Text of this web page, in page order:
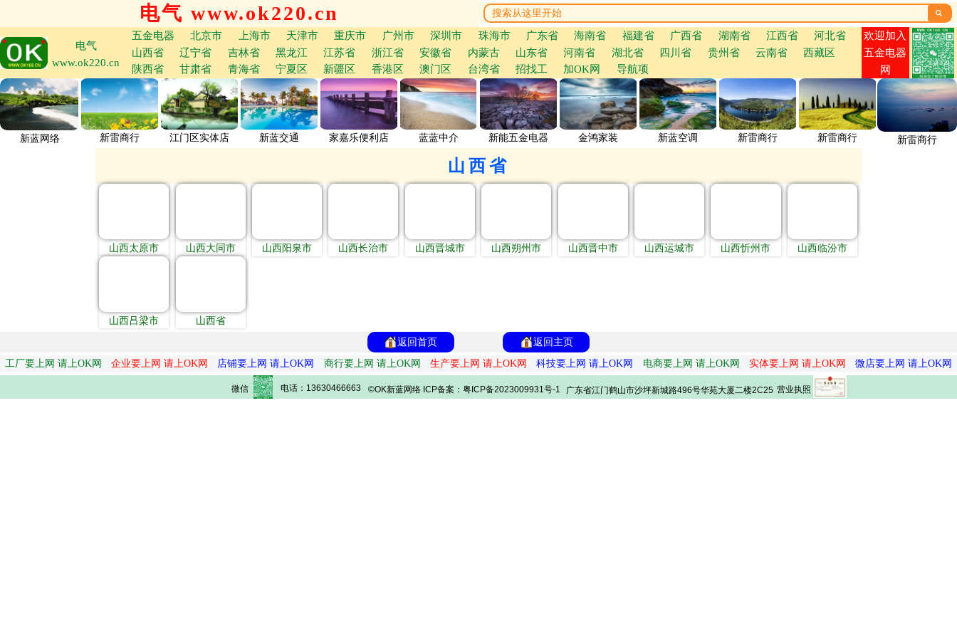
电气 www.ok220.cn 
电气
www.ok220.cn
五金电器 北京市 上海市 天津市 重庆市 广州市 深圳市 珠海市 广东省 海南省 福建省 广西省 湖南省 江西省
河北省
山西省
辽宁省 吉林省 黑龙江 江苏省 浙江省 安徽省 内蒙古 山东省 河南省 湖北省 四川省 贵州省 云南省
西藏区
陕西省
甘肃省 青海省 宁夏区 新疆区 香港区 澳门区 台湾省 招找工 加OK网 导航项
欢迎加入
五金电器
网
新蓝网络 新雷商行 江门区实体店 新蓝交通 家嘉乐便利店 蓝蓝中介 新能五金电器 金鸿家装 新蓝空调 新雷商行 新雷商行 新雷商行
山西省
山西太原市 山西大同市 山西阳泉市 山西长治市 山西晋城市 山西朔州市 山西晋中市 山西运城市 山西忻州市 山西临汾市
山西吕梁市
山西省
返回首页
返回主页
工厂要上网 请上OK网
企业要上网 请上OK网 店铺要上网 请上OK网 商行要上网 请上OK网 生产要上网 请上OK网 科技要上网 请上OK网 电商要上网 请上OK网 实体要上网 请上OK网 微店要上网 请上OK网
微信 电话：13630466663 ©OK新蓝网络 ICP备案：粤ICP备2023009931号-1 广东省江门鹤山市沙坪新城路496号华苑大厦二楼2C25 营业执照